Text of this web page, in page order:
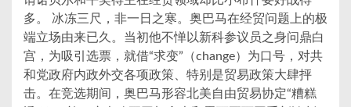
多。 冰冻三尺，非一日之寒。奥巴马在经贸问题上的极
端立场由来已久。当初他不惮以新科参议员之身问鼎白
宫，为吸引选票，就借“求变”（change）为口号，对共
和党政府内政外交各项政策、特别是贸易政策大肆抨
击。在竞选期间，奥巴马形容北美自由贸易协定“糟糕